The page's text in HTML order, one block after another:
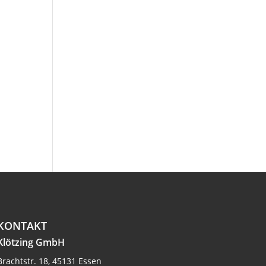
GmbH
18, 45131 Essen